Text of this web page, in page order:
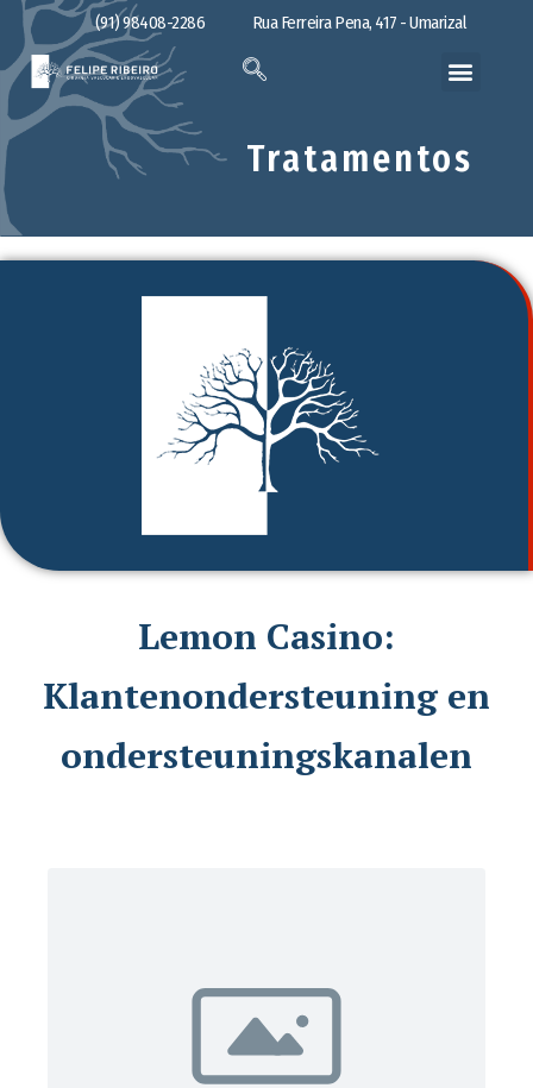
(91) 98408-2286 Rua Ferreira Pena, 417 - Umarizal
Tratamentos
Lemon Casino:
Klantenondersteuning en
ondersteuningskanalen